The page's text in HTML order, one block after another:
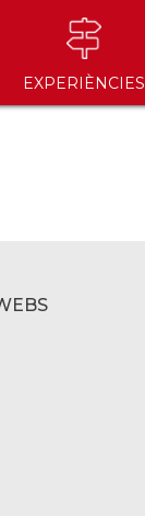
EXPERIÈNCIES